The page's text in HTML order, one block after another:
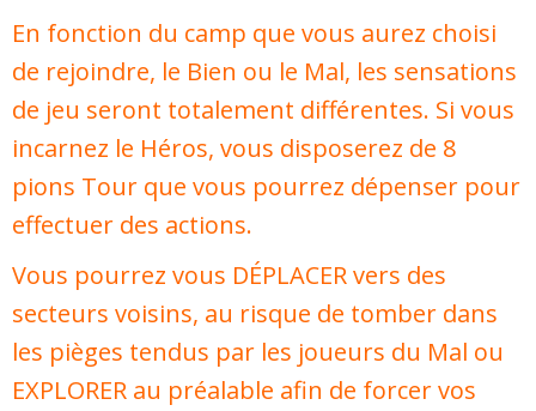
En fonction du camp que vous aurez choisi
de rejoindre, le Bien ou le Mal, les sensations
de jeu seront totalement différentes. Si vous
incarnez le Héros, vous disposerez de 8
pions Tour que vous pourrez dépenser pour
effectuer des actions.
Vous pourrez vous DÉPLACER vers des
secteurs voisins, au risque de tomber dans
les pièges tendus par les joueurs du Mal ou
EXPLORER au préalable afin de forcer vos